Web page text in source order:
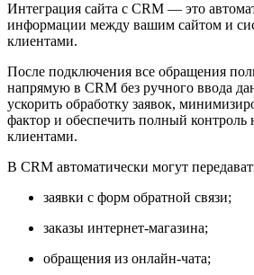
Интеграция сайта с CRM — это
информации между вашим сайтом и
клиентами.
После подключения все обращения
напрямую в CRM без ручного ввода
ускорить обработку заявок,
фактор и обеспечить полный контроль
клиентами.
В CRM автоматически могут
заявки с форм обратной связи;
заказы интернет-магазина;
обращения из онлайн-чата;